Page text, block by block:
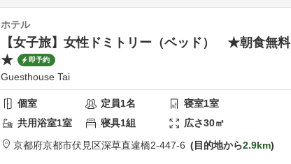
ホテル
【女子旅】女性ドミトリー（ベッド） ★朝食無料
★
即予約
Guesthouse Tai
個室 定員1名 寝室1室
共用浴室1室 寝具1組 広さ30㎡
京都府京都市伏見区深草直違橋2-447-6 目的地から2.9km